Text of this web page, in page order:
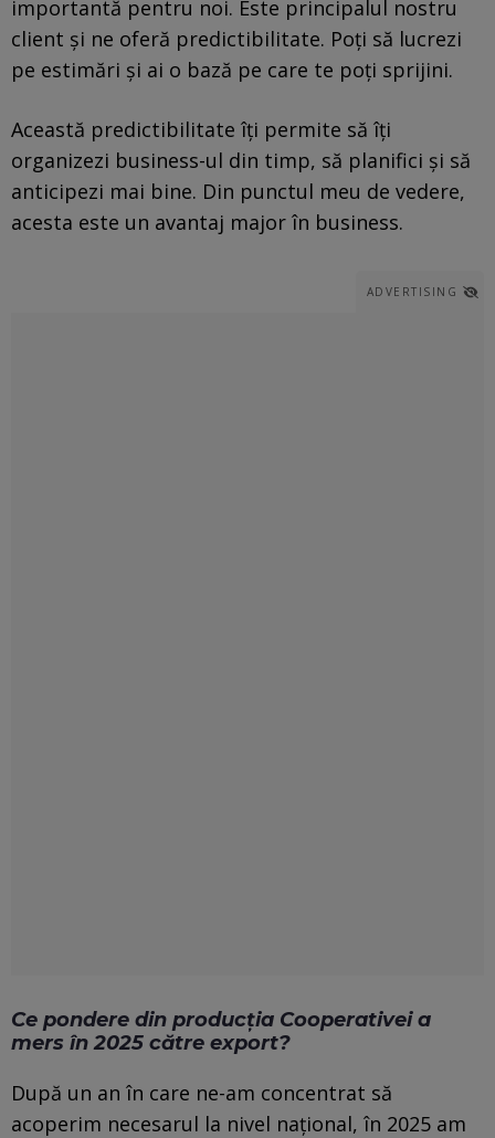
importantă pentru noi. Este principalul nostru
client și ne oferă predictibilitate. Poți să lucrezi
pe estimări și ai o bază pe care te poți sprijini.
Această predictibilitate îți permite să îți
organizezi business-ul din timp, să planifici și să
anticipezi mai bine. Din punctul meu de vedere,
acesta este un avantaj major în business.
ADVERTISING
Ce pondere din producția Cooperativei a
mers în 2025 către export?
După un an în care ne-am concentrat să
acoperim necesarul la nivel național, în 2025 am